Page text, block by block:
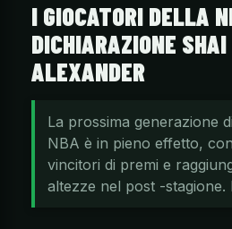
I GIOCATORI DELLA
DICHIARAZIONE
ALEXANDER
La prossima generazione
NBA è in pieno effetto,
vincitori di premi e
altezze nel post -stagione.